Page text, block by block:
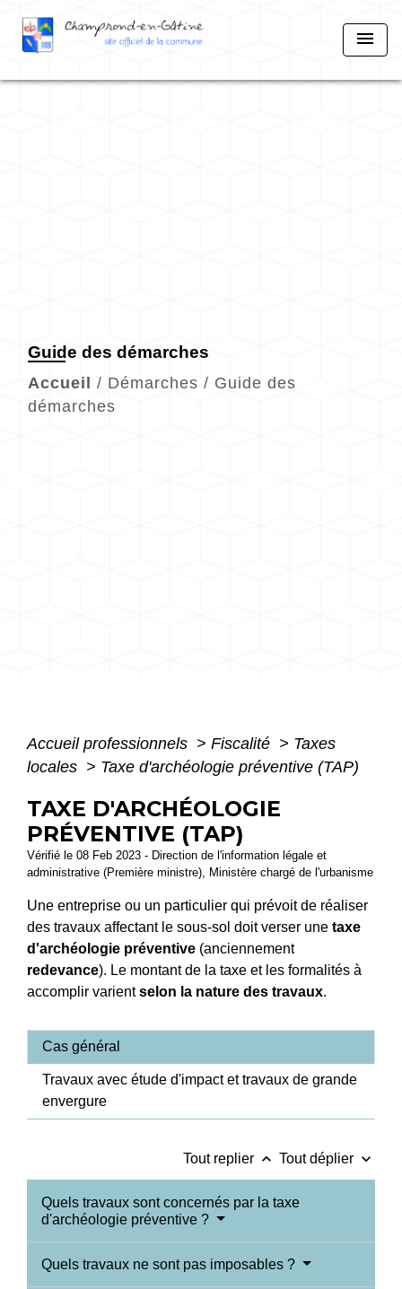
menu
Guide des démarches
Accueil / Démarches / Guide des
démarches
Accueil professionnels > Fiscalité > Taxes
locales > Taxe d'archéologie préventive (TAP)
TAXE D'ARCHÉOLOGIE
PRÉVENTIVE (TAP)
Vérifié le 08 Feb 2023 - Direction de l'information légale et
administrative (Première ministre), Ministère chargé de l'urbanisme
Une entreprise ou un particulier qui prévoit de réaliser
des travaux affectant le sous-sol doit verser une taxe
d'archéologie préventive (anciennement
redevance). Le montant de la taxe et les formalités à
accomplir varientselon la nature des travaux.
Cas général
Travaux avec étude d'impact et travaux de grande
envergure
Tout replier keyboard_arrow_up Tout déplier keyboard_arrow_down
Quels travaux sont concernés par la taxe
d'archéologie préventive ?
Quels travaux ne sont pas imposables ?